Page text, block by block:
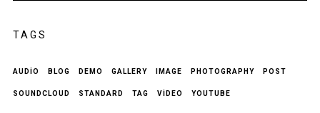
TAGS
AUDIO BLOG DEMO GALLERY IMAGE PHOTOGRAPHY POST
SOUNDCLOUD STANDARD TAG VIDEO YOUTUBE